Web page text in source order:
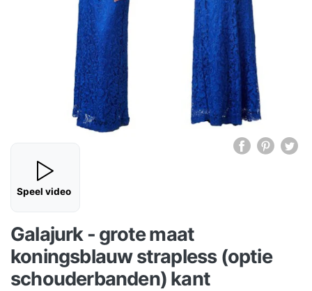
Speel video
Galajurk - grote maat
koningsblauw strapless (optie
schouderbanden) kant